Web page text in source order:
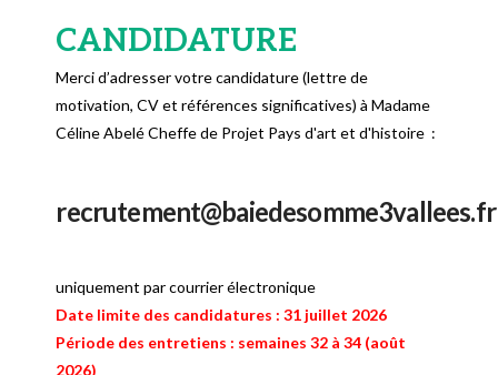
CANDIDATURE
Merci d’adresser votre candidature (lettre de
motivation, CV et références significatives) à Madame
Céline Abelé Cheffe de Projet Pays d'art et d'histoire :
recrutement@baiedesomme3vallees.fr
uniquement par courrier électronique
Date limite des candidatures : 31 juillet 2026
Période des entretiens : semaines 32 à 34 (août
2026)